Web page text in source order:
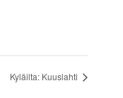
Kyläilta: Kuuslahti